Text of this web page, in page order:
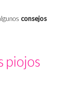
consejos
piojos